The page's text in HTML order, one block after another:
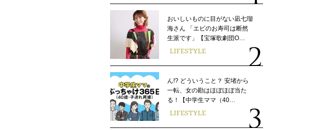
おいしいものに目がない凪七瑠
海さん 「エビのお寿司は断然
生派です」【宝塚歌劇団O…
LIFESTYLE
ん!? どういうこと？ 安堵から
一転、女の勘はほぼほぼ当た
る！【中学生ママ（40…
LIFESTYLE